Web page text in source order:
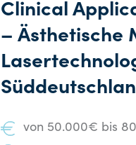
Clinical
– Ästhetische
von 50.000€ bis